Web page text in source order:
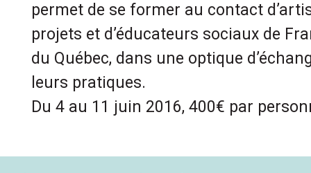
permet de se former au contact
projets et d’éducateurs sociaux de
du Québec, dans une optique
leurs pratiques.
Du 4 au 11 juin 2016, 400€ par